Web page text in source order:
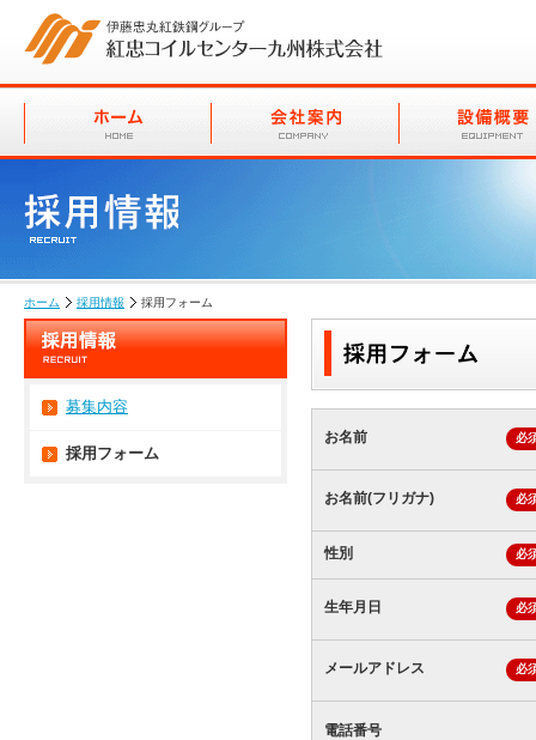
ホーム 採用情報 採用フォーム
募集内容
採用フォーム
お名前 必
お名前(フリガナ) 必
性別 必
生年月日 必
メールアドレス 必
電話番号